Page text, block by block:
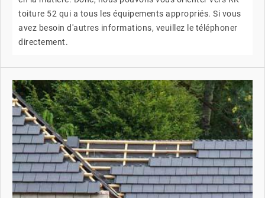
toiture 52 qui a tous les équipements appropriés. Si vous
avez besoin d'autres informations, veuillez le téléphoner
directement.